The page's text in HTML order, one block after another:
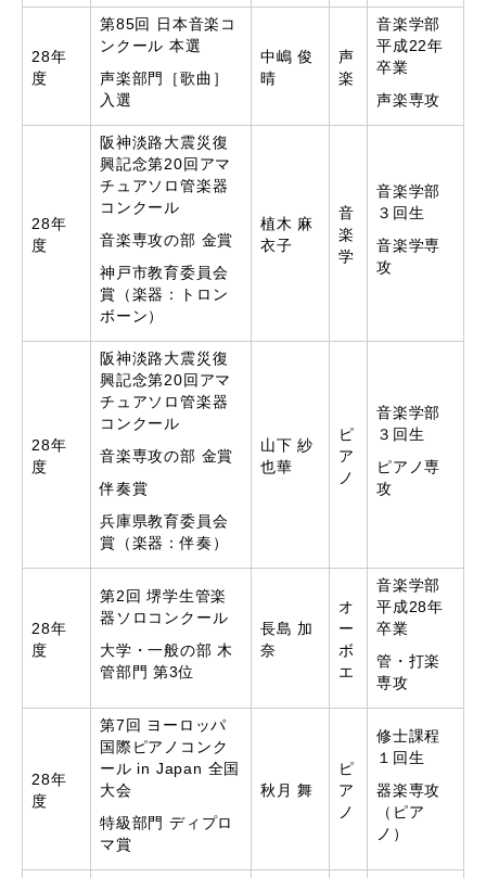
28年
度
第85回 日本音楽コ
ンクール 本選
声楽部門［歌曲］
入選
中嶋 俊
晴
声
楽
音楽学部
平成22年
卒業
声楽専攻
28年
度
阪神淡路大震災復
興記念第20回アマ
チュアソロ管楽器
コンクール
音楽専攻の部 金賞
神戸市教育委員会
賞（楽器：トロン
ボーン）
植木 麻
衣子
音
楽
学
音楽学部
３回生
音楽学専
攻
28年
度
阪神淡路大震災復
興記念第20回アマ
チュアソロ管楽器
コンクール
音楽専攻の部 金賞
伴奏賞
兵庫県教育委員会
賞（楽器：伴奏）
山下 紗
也華
ピ
ア
ノ
音楽学部
３回生
ピアノ専
攻
28年
度
第2回 堺学生管楽
器ソロコンクール
大学・一般の部 木
管部門 第3位
長島 加
奈
オ
ー
ボ
エ
音楽学部
平成28年
卒業
管・打楽
専攻
28年
度
第7回 ヨーロッパ
国際ピアノコンク
ール in Japan 全国
大会
特級部門 ディプロ
マ賞
秋月 舞
ピ
ア
ノ
修士課程
１回生
器楽専攻
（ピア
ノ）